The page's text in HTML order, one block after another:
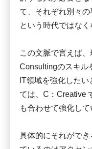
て、それぞれ別々
という時代ではなく
この文脈で言えば
Consultingのスキル
IT領域を強化した
ては、C：Creative
も合わせて強化して
具体的にそれがで